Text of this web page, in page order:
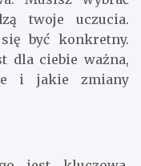
twoje uczucia.
być konkretny.
dla ciebie ważna,
i jakie zmiany